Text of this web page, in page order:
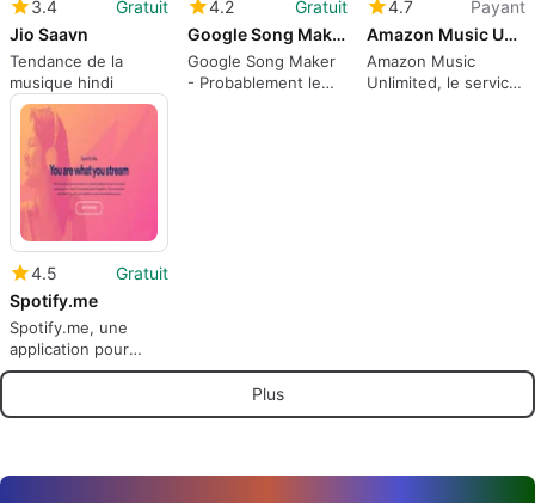
3.4
Gratuit
Jio Saavn
Tendance de la
musique hindi
4.2
Gratuit
Google Song Maker
Google Song Maker
- Probablement le
4.7
Payant
Amazon Music Unlimited
Amazon Music
Unlimited, le service
4.5
Gratuit
Spotify.me
Spotify.me, une
application pour
suivre vos activités
Plus